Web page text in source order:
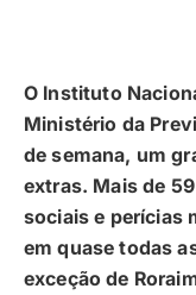
O Instituto
Ministério da
de semana, um
extras. Mais de
sociais e perícias
em quase todas
exceção de